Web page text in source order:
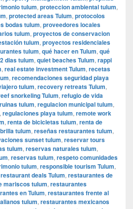
tulum, proteccion ambiental tulum,
, protected areas Tulum, protocolos
bodas tulum, proveedores locales
tulum, proyectos de conservacion
tulum, proyectos residenciales
tulum, qué hacer en Tulum, qué
dias tulum, quiet beaches Tulum, rappi
, real estate investment Tulum, recetas
, recomendaciones seguridad playa
tulum, recovery retreats Tulum,
snorkeling Tulum, refugio de vida
tulum, regulacion municipal tulum,
, regulaciones playa tulum, remote work
, renta de bicicletas tulum, renta de
tulum, reseñas restaurantes tulum,
sunset tulum, reservar tours
tulum, reservas naturales tulum,
, reservas tulum, respeto comunidades
tulum, responsible tourism Tulum,
restaurant deals Tulum, restaurantes de
mariscos tulum, restaurantes
en Tulum, restaurantes frente al
tulum, restaurantes mexicanos